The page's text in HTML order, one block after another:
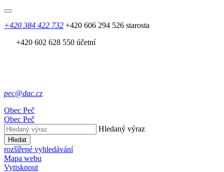
+420 384 422 732 +420 606 294 526 starosta
+420 602 628 550 účetní
pec@dac.cz
Obec Peč
Obec Peč
Hledaný výraz
Hledat
rozšířené vyhledávání
Mapa webu
Vytisknout